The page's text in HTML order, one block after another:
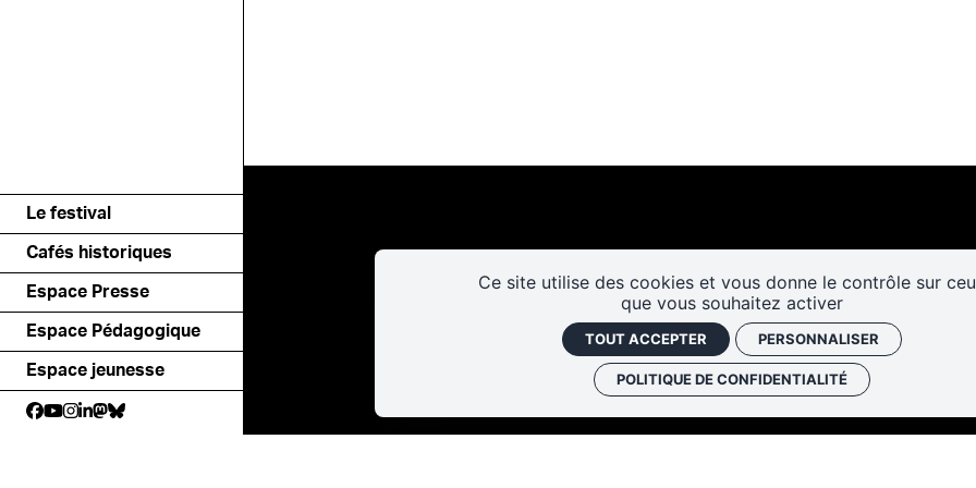
Ce site utilise des cookies et vous donne le contrôle sur
que vous souhaitez activer
TOUT ACCEPTER PERSONNALISER
POLITIQUE DE CONFIDENTIALITÉ
Le festival
Cafés historiques
Espace Presse
Espace Pédagogique
Espace jeunesse
Les cafés
historiques
Faire un don